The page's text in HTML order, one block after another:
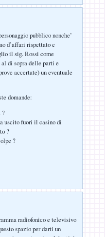
pubblico nonche’
d’affari rispettato e
il sig. Rossi come
di sopra delle parti e
accertate) un eventuale
domande:
?
uscito fuori il casino di
?
?
radiofonico e televisivo
spazio per darti un